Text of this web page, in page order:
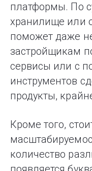
платформы. По
хранилище или
поможет даже
застройщикам
сервисы или с
инструментов
продукты,
Кроме того,
количество